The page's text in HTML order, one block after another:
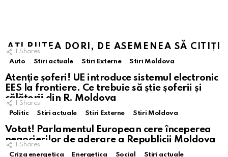
AȚI PUTEA DORI, DE ASEMENEA SĂ CITIȚI
1 Shares
Auto
Stiri actuale Stiri Externe Stiri Moldova
Atenție șoferi! UE introduce sistemul electronic
EES la frontiere. Ce trebuie să știe șoferii și
călătorii din R. Moldova
1 Shares
Politic
Stiri actuale Stiri Externe Stiri Moldova
Votat! Parlamentul European cere începerea
negocierilor de aderare a Republicii Moldova
la UE
1 Shares
Criza energetica
Energetica Social Stiri actuale